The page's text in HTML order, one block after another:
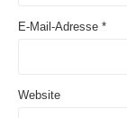
E-Mail-Adresse *
Website